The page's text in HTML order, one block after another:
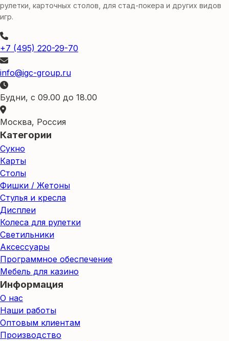
рулетки, карточных столов, для стад-покера и других видов
игр.
+7 (495) 220-29-70
info@igc-group.ru
Будни, с 09.00 до 18.00
Москва, Россия
Категории
Сукно
Карты
Столы
Фишки / Жетоны
Стулья и кресла
Дисплеи
Колеса для рулетки
Светильники
Аксессуары
Программное обеспечение
Мебель для казино
Информация
О нас
Наши работы
Оптовым клиентам
Производство